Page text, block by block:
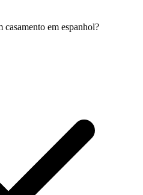
casamento em espanhol?